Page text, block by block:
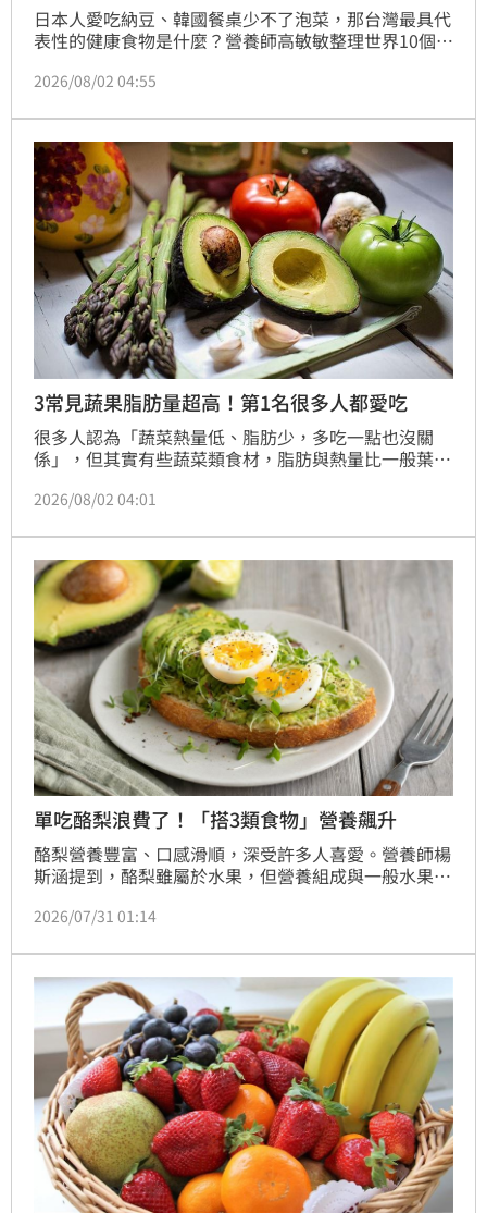
日本人愛吃納豆、韓國餐桌少不了泡菜，那台灣最具代
表性的健康食物是什麼？營養師高敏敏整理世界10個國
利特級初榨橄欖油、冰島深海鱈魚等，但她提醒，這些
多元飲食才是維持健康的關鍵。
2026/08/02 04:55
3常見蔬果脂肪量超高！第1名很多人都愛吃
很多人認為「蔬菜熱量低、脂肪少，多吃一點也沒關
係」，但其實有些蔬菜類食材，脂肪與熱量比一般葉菜
酪梨、毛豆、花生等食物，雖然富含營養，但攝取過量
2026/08/02 04:01
單吃酪梨浪費了！「搭3類食物」營養飆升
酪梨營養豐富、口感滑順，深受許多人喜愛。營養師楊
斯涵提到，酪梨雖屬於水果，但營養組成與一般水果不
主。她建議，每次食用約4分之1顆即可，並可搭配番
養素的吸收。
2026/07/31 01:14